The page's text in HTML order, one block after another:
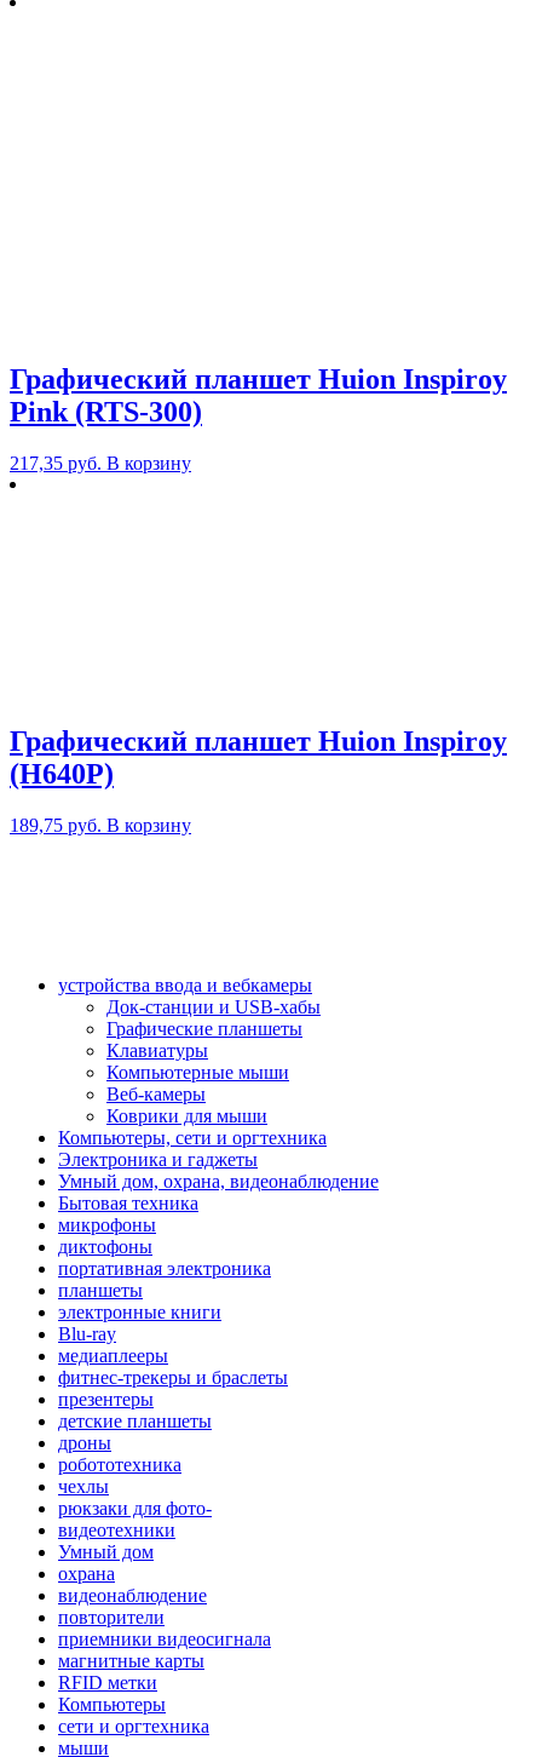
Графический планшет Huion Inspiroy
Pink (RTS-300)
217,35 руб. В корзину
Графический планшет Huion Inspiroy
(H640P)
189,75 руб. В корзину
устройства ввода и вебкамеры
Док-станции и USB-хабы
Графические планшеты
Клавиатуры
Компьютерные мыши
Веб-камеры
Коврики для мыши
Компьютеры, сети и оргтехника
Электроника и гаджеты
Умный дом, охрана, видеонаблюдение
Бытовая техника
микрофоны
диктофоны
портативная электроника
планшеты
электронные книги
Blu-ray
медиаплееры
фитнес-трекеры и браслеты
презентеры
детские планшеты
дроны
робототехника
чехлы
рюкзаки для фото-
видеотехники
Умный дом
охрана
видеонаблюдение
повторители
приемники видеосигнала
магнитные карты
RFID метки
Компьютеры
сети и оргтехника
мыши